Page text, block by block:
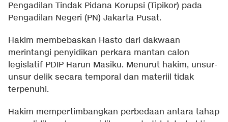
Pengadilan Tindak Pidana Korupsi (Tipikor) pada
Pengadilan Negeri (PN) Jakarta Pusat.
Hakim membebaskan Hasto dari dakwaan
merintangi penyidikan perkara mantan calon
legislatif PDIP Harun Masiku. Menurut hakim, unsur-
unsur delik secara temporal dan materiil tidak
terpenuhi.
Hakim mempertimbangkan perbedaan antara tahap